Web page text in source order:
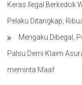
Keras Ilegal Berkedok
Pelaku Ditangkap,
Mengaku Dibegal,
Palsu Demi Klaim
meminta Maaf